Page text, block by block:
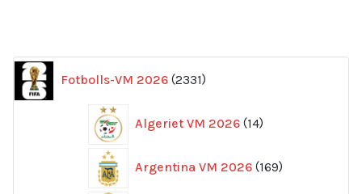
Fotbolls-VM 2026 2331
produkter
Algeriet VM 2026 14
produkter
Argentina VM 2026 169
produkter